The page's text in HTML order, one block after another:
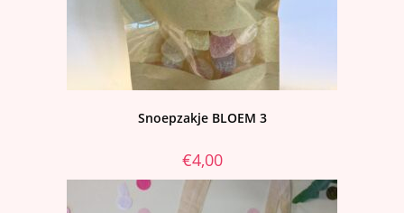
Snoepzakje BLOEM 3
€4,00